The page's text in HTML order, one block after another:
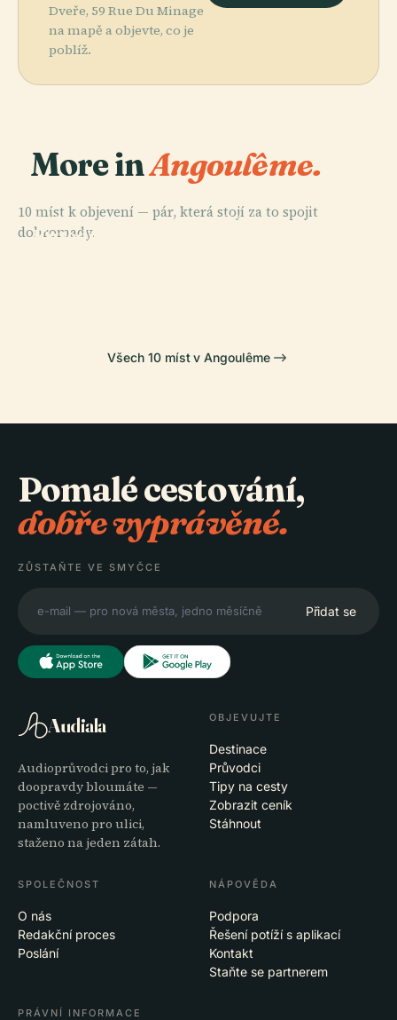
Dveře, 59 Rue Du Minage
na mapě a objevte, co je
poblíž.
More inAngoulême.
10 míst k objevení — pár, která stojí za to spojit
dohromady.
PLACE
Katedrála V
PLACE
PLACE
Všech 10 míst v Angoulême
Pomalé cestování,
dobře vyprávěné.
ZŮSTAŇTE VE SMYČCE
Přidat se
Audiala
Audioprůvodci pro to, jak
doopravdy bloumáte —
poctivě zdrojováno,
namluveno pro ulici,
staženo na jeden zátah.
OBJEVUJTE
Destinace
Průvodci
Tipy na cesty
Zobrazit ceník
Stáhnout
SPOLEČNOST
O nás
Redakční proces
Poslání
NÁPOVĚDA
Podpora
Řešení potíží s aplikací
Kontakt
Staňte se partnerem
PRÁVNÍ INFORMACE